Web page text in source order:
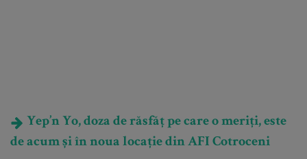
Yep’n Yo, doza de răsfăț pe care o meriți, este
de acum și în noua locație din AFI Cotroceni